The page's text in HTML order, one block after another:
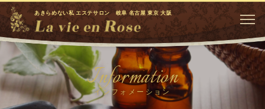
あきらめない私 エステサロン 岐阜 名古屋 東京 大阪
Information
インフォメーション